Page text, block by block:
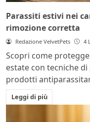
Parassiti estivi nei
rimozione corretta
Redazione VelvetPets 4
Scopri come
estate con tecniche
prodotti
Leggi di più